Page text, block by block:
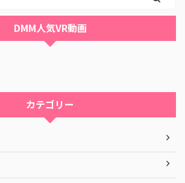
DMM人気VR動画
カテゴリー